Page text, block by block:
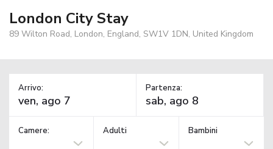
London City Stay
89 Wilton Road, London, England, SW1V 1DN, United Kingdom
Arrivo: Partenza:
Camere: Adulti Bambini